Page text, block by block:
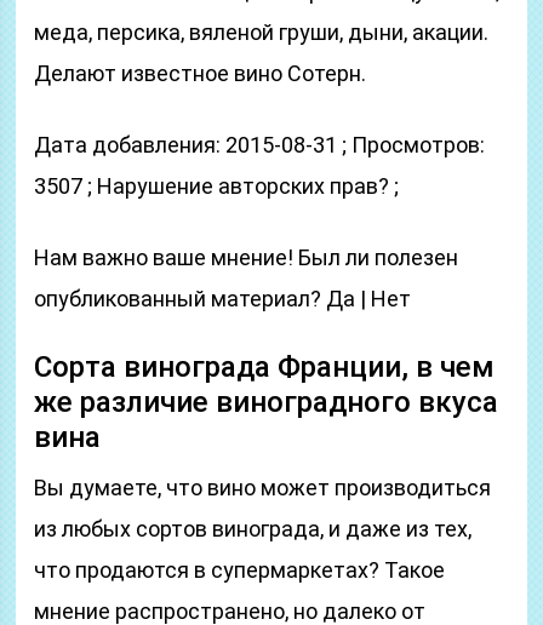
меда, персика, вяленой груши, дыни, акации.
Делают известное вино Сотерн.
Дата добавления: 2015-08-31 ; Просмотров:
3507 ; Нарушение авторских прав? ;
Нам важно ваше мнение! Был ли полезен
опубликованный материал? Да | Нет
Сорта винограда Франции, в чем
же различие виноградного вкуса
вина
Вы думаете, что вино может производиться
из любых сортов винограда, и даже из тех,
что продаются в супермаркетах? Такое
мнение распространено, но далеко от